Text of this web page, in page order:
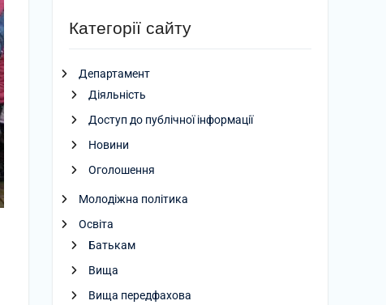
Категорії сайту
Департамент
Діяльність
Доступ до публічної інформації
Новини
Оголошення
Молодіжна політика
Освіта
Батькам
Вища
Вища передфахова